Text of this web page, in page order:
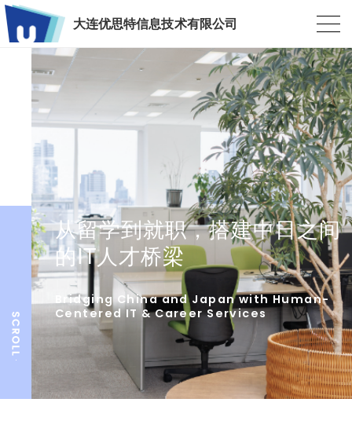
大连优思特信息技术有限公司
从留学到就职，搭建中日之间
的IT人才桥梁
Bridging China and Japan with Human-
Centered IT & Career Services